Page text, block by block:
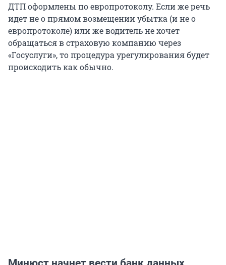
ДТП оформлены по европротоколу. Если же речь
идет не о прямом возмещении убытка (и не о
европротоколе) или же водитель не хочет
обращаться в страховую компанию через
«Госуслуги», то процедура урегулирования будет
происходить как обычно.